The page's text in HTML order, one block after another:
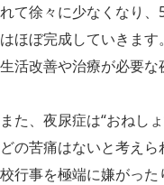
れて徐々に少なくなり
はほぼ完成していきま
生活改善や治療が必要な
また、夜尿症は“おねし
どの苦痛はないと考え
校行事を極端に嫌がっ